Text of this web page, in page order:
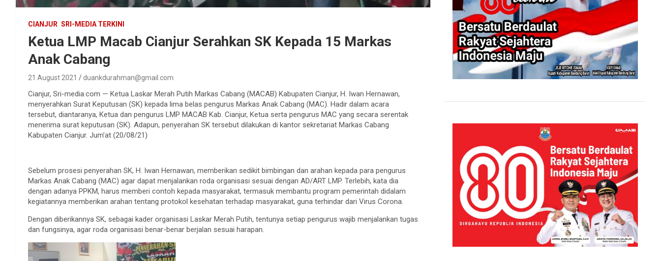
CIANJUR SRI-MEDIA TERKINI
Ketua LMP Macab Cianjur Serahkan SK Kepada 15 Markas
Anak Cabang
21 August 2021 duankdurahman@gmail.com
Cianjur, Sri-media.com — Ketua Laskar Merah Putih Markas Cabang (MACAB) Kabupaten Cianjur, H. Iwan Hernawan,
menyerahkan Surat Keputusan (SK) kepada lima belas pengurus Markas Anak Cabang (MAC). Hadir dalam acara
tersebut, diantaranya, Ketua dan pengurus LMP MACAB Kab. Cianjur, Ketua serta pengurus MAC yang secara serentak
menerima surat keputusan (SK). Adapun, penyerahan SK tersebut dilakukan di kantor sekretariat Markas Cabang
Kabupaten Cianjur. Jum’at (20/08/21)
Sebelum prosesi penyerahan SK, H. Iwan Hernawan, memberikan sedikit bimbingan dan arahan kepada para pengurus
Markas Anak Cabang (MAC) agar dapat menjalankan roda organisasi sesuai dengan AD/ART LMP. Terlebih, kata dia
dengan adanya PPKM, harus memberi contoh kepada masyarakat, termasuk membantu program pemerintah didalam
kegiatannya memberikan arahan tentang protokol kesehatan terhadap masyarakat, guna terhindar dari Virus Corona.
Dengan diberikannya SK, sebagai kader organisasi Laskar Merah Putih, tentunya setiap pengurus wajib menjalankan tugas
dan fungsinya, agar roda organisasi benar-benar berjalan sesuai harapan.